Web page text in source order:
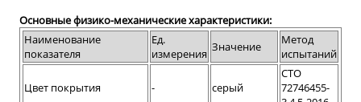
Основные физико-механические характеристики:
Наименование
показателя
Ед.
измерения Значение
Метод
испытаний
Цвет покрытия - серый
СТО
72746455-